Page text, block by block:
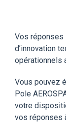
Vos réponses
d’innovation
opérationnels
Vous pouvez
Pole
votre
vos réponses